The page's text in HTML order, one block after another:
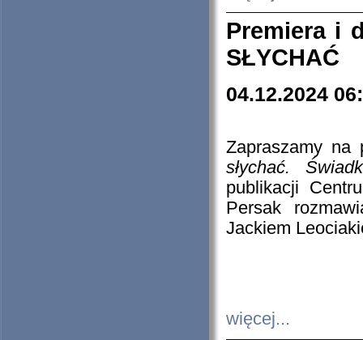
Premiera i
SŁYCHAĆ
04.12.2024
Zapraszamy
słychać.
publikacji
Persak
Jackiem
więcej...